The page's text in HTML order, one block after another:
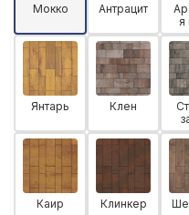
Мокко Антрацит
я
Янтарь Клен
Каир Клинкер